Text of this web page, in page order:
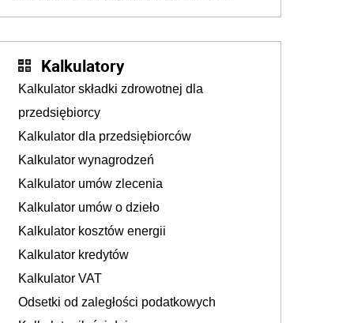
Kalkulatory
Kalkulator składki zdrowotnej dla
przedsiębiorcy
Kalkulator dla przedsiębiorców
Kalkulator wynagrodzeń
Kalkulator umów zlecenia
Kalkulator umów o dzieło
Kalkulator kosztów energii
Kalkulator kredytów
Kalkulator VAT
Odsetki od zaległości podatkowych